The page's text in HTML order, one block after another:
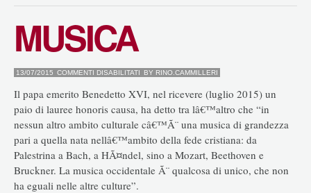
MUSICA
13/07/2015 COMMENTI DISABILITATI SU
BY RINO.CAMMILLERI
Il papa emerito Benedetto XVI, nel ricevere (luglio 2015) un
paio di lauree honoris causa, ha detto tra lâ€™altro che “in
nessun altro ambito culturale câ€™Ã¨ una musica di grandezza
pari a quella nata nellâ€™ambito della fede cristiana: da
Palestrina a Bach, a HÃ¤ndel, sino a Mozart, Beethoven e
Bruckner. La musica occidentale Ã¨ qualcosa di unico, che non
ha eguali nelle altre culture”.